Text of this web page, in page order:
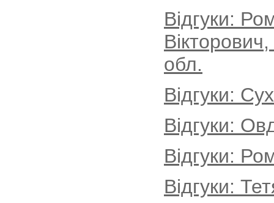
Відгуки:
обл.
Відгуки:
Відгуки:
Відгуки:
Відгуки: